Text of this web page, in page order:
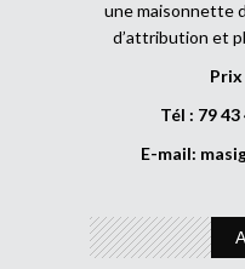
une maisonnette
d’attribution et
Tél : 79
E-mail: